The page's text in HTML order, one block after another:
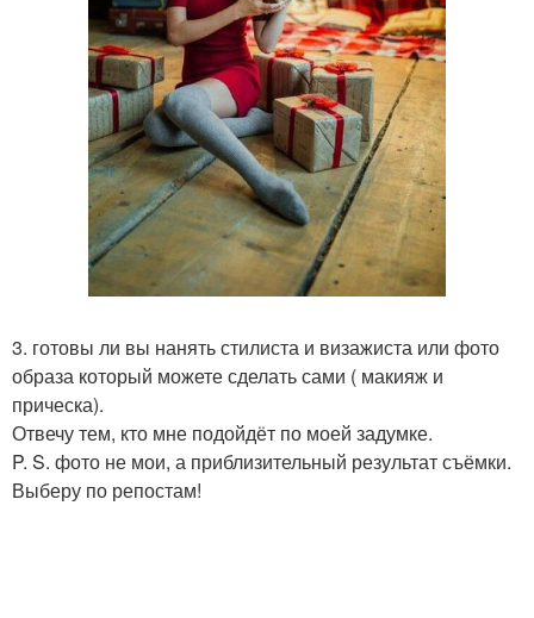
3. готовы ли вы нанять стилиста и визажиста или фото
образа который можете сделать сами ( макияж и
прическа).
Отвечу тем, кто мне подойдёт по моей задумке.
P. S. фото не мои, а приблизительный результат съёмки.
Выберу по репостам!